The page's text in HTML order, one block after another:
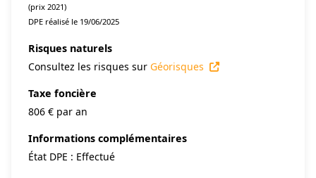
(prix 2021)
DPE réalisé le 19/06/2025
Risques naturels
Consultez les risques sur Géorisques
Taxe foncière
806 € par an
Informations complémentaires
État DPE : Effectué